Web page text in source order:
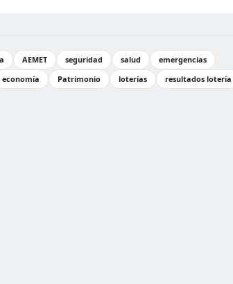
AEMET seguridad salud
emergencias
economía Patrimonio loterías
resultados lotería